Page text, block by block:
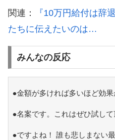
関連：
『10万円給付は辞
たちに伝えたいのは…
みんなの反応
●金額が多ければ多いほど効果
●名案です。これはぜひ試し
●ですよね！ 誰も悲しまない